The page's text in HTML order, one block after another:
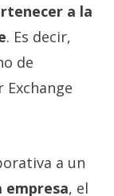
a la
. Es decir,
de
a un
empresa, el